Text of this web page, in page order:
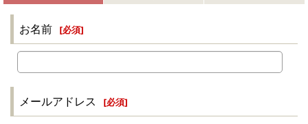
お名前 [必須]
メールアドレス [必須]